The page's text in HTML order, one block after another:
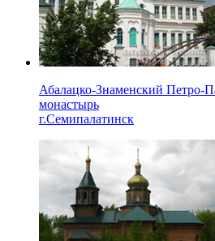
Абалацко-Знаменский Петро-
монастырь
г.Семипалатинск